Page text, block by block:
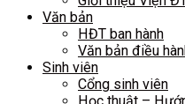
Văn bản
HĐT ban hành
Văn bản điều
Sinh viên
Cổng sinh viên